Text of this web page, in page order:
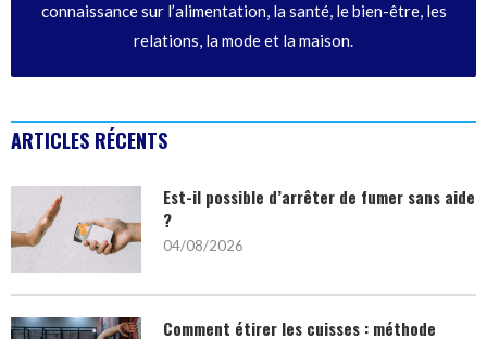
connaissance sur l’alimentation, la santé, le bien-être, les
relations, la mode et la maison.
ARTICLES RÉCENTS
Est-il possible d’arrêter de fumer sans aide
?
04/08/2026
Comment étirer les cuisses : méthode